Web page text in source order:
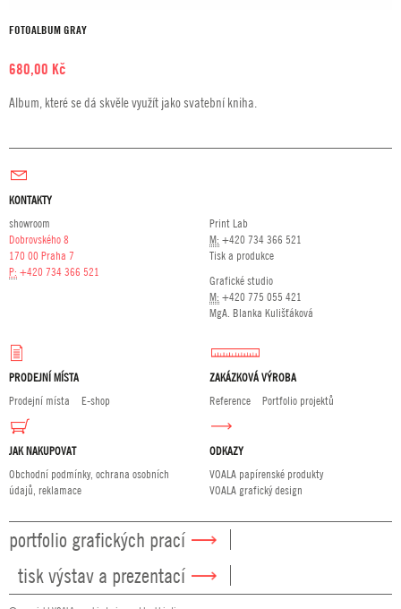
FOTOALBUM GRAY
680,00 Kč
Album, které se dá skvěle využít jako svatební kniha.
KONTAKTY
showroom
Dobrovského 8
170 00 Praha 7
P: +420 734 366 521
Print Lab
M: +420 734 366 521
Tisk a produkce
Grafické studio
M: +420 775 055 421
MgA. Blanka Kulišťáková
PRODEJNÍ MÍSTA
Prodejní místa
E-shop
ZAKÁZKOVÁ VÝROBA
Reference
Portfolio projektů
JAK NAKUPOVAT
Obchodní podmínky, ochrana osobních
údajů, reklamace
ODKAZY
VOALA papírenské produkty
VOALA grafický design
portfolio grafických prací
tisk výstav a prezentací